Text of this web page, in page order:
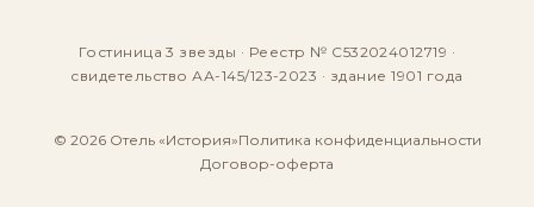
Гостиница 3 звезды · Реестр № С532024012719 ·
свидетельство АА-145/123-2023 · здание 1901 года
© 2026 Отель «История»Политика конфиденциальности
Договор-оферта